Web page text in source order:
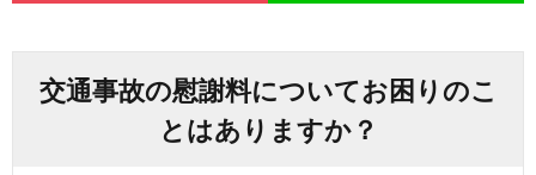
交通事故の慰謝料についてお困りのこ
とはありますか？